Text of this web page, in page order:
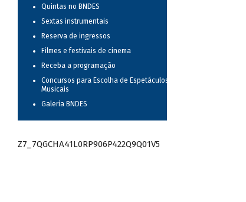
Quintas no BNDES
Sextas instrumentais
Reserva de ingressos
Filmes e festivais de cinema
Receba a programação
Concursos para Escolha de Espetáculos
Musicais
Galeria BNDES
Z7_7QGCHA41L0RP906P422Q9Q01V5